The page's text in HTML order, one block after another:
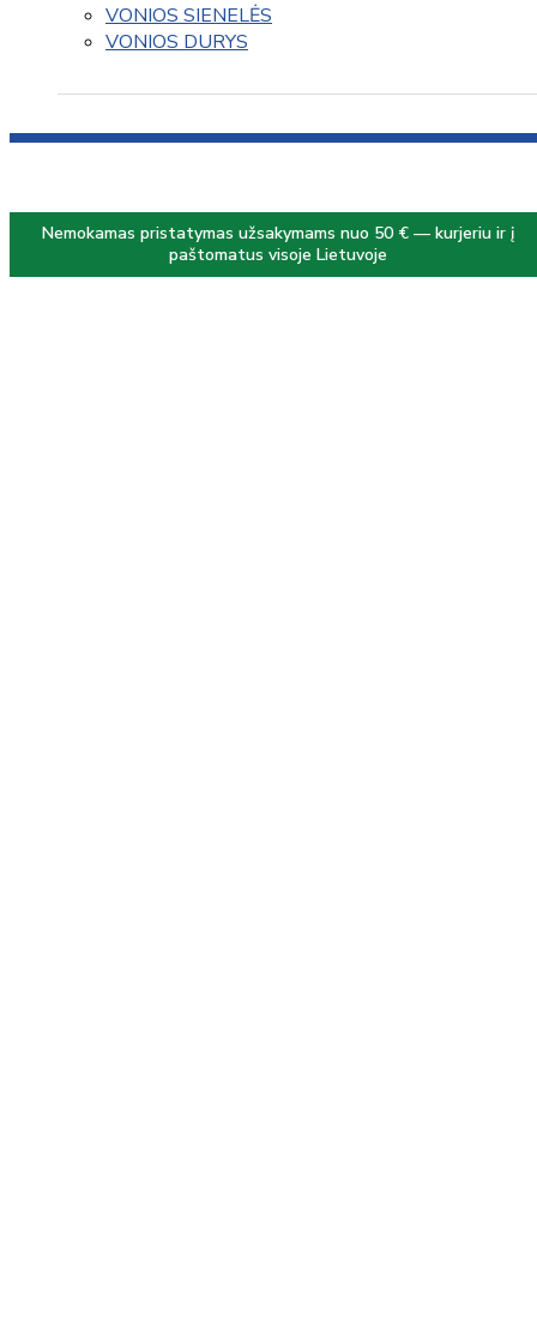
VONIOS SIENELĖS
VONIOS DURYS
Nemokamas pristatymas užsakymams nuo 50 € — kurjeriu ir į
paštomatus visoje Lietuvoje